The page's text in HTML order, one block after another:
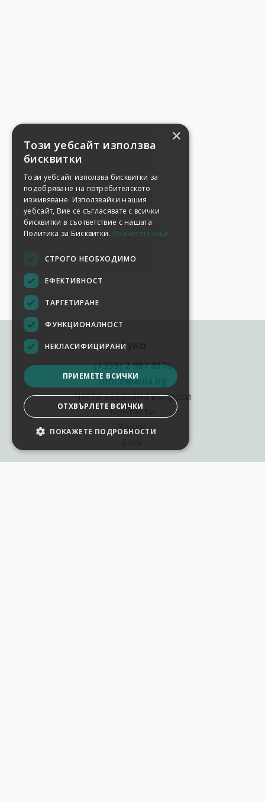
Аула
(+359) 2 987 8176
office@aula.bg
Често задавани въпроси
Контакти
За нас
×
Този уебсайт използва
бисквитки
Този уебсайт използва бисквитки за
подобряване на потребителското
изживяване. Използвайки нашия
уебсайт, Вие се съгласявате с всички
бисквитки в съответствие с нашата
Политика за Бисквитки. Прочетете още
СТРОГО НЕОБХОДИМО
ЕФЕКТИВНОСТ
ТАРГЕТИРАНЕ
ФУНКЦИОНАЛНОСТ
НЕКЛАСИФИЦИРАНИ
ПРИЕМЕТЕ ВСИЧКИ
ОТХВЪРЛЕТЕ ВСИЧКИ
ПОКАЖЕТЕ ПОДРОБНОСТИ